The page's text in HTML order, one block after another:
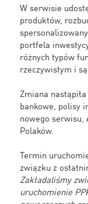
W serwisie
produktów,
portfela
różnych typów
rzeczywistym i
Zmiana
bankowe, polisy
nowego serwisu,
Polaków.
Termin
związku z
Zakładaliśmy
uruchomienie